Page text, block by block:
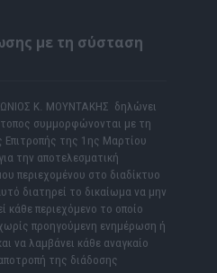
με τη σύσταση
Κ. ΜΟΥΝΤΑΚΗΣ δηλώνει
συμμορφώνονται με τη
της 1ης Μαρτίου
την αποτελεσματική
περιεχομένου στο διαδίκτυο
διατηρεί το δικαίωμα να μην
κάθε περιεχόμενο το οποίο
χωρίς προηγούμενη ενημέρωση ή
να λαμβάνει κάθε αναγκαίο
της διάδοσης